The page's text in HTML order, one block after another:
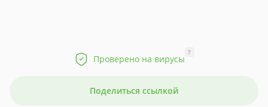
Проверено на вирусы
?
Поделиться ссылкой